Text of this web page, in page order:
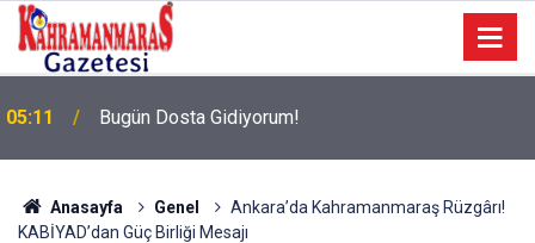
05:11 Bugün Dosta Gidiyorum!
Anasayfa Genel
Ankara’da Kahramanmaraş Rüzgârı!
KABİYAD’dan Güç Birliği Mesajı